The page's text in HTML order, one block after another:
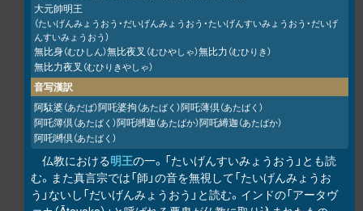
大元帥明王
（たいげんみょうおう・だいげんみょうおう・たいげんすいみょうおう・だいげ
んすいみょうおう）
無比身（むひしん）無比夜叉 （むひやしゃ）無比力（むひりき）
無比力夜叉 （むひりきやしゃ）
音写漢訳
阿駄婆（あだば）阿吒婆拘（あたばく）阿吒薄倶（あたばく）
阿吒簿倶（あたばく）阿吒嚩迦（あたばか）阿吒縛迦（あたばか）
阿吒嚩倶（あたばく）
仏教における明王の一。「たいげんすいみょうおう」とも読
む。また真言宗では「師」の音を無視して「たいげんみょうお
う」ないし「だいげんみょうおう」と読む。インドの「アータヴ